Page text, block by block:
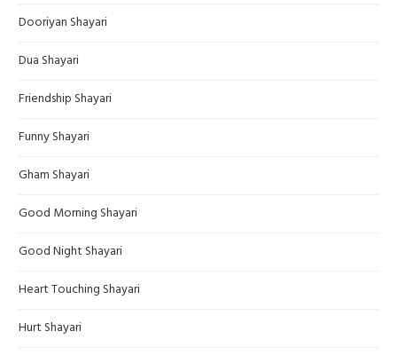
Dooriyan Shayari
Dua Shayari
Friendship Shayari
Funny Shayari
Gham Shayari
Good Morning Shayari
Good Night Shayari
Heart Touching Shayari
Hurt Shayari